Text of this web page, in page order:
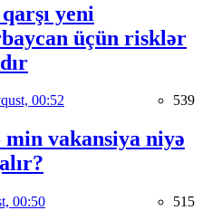
yeni
üçün risklər
00:52 539
vakansiya niyə
00:50 515